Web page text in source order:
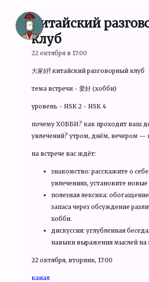
Китайский
клуб
22 октября в 17:00
大家好! китайский разговорный клуб
тема встречи - 爱好 (хобби)
уровень - HSK 2 - HSK 4
почему ХОББИ? как проходит ваш
увлечений? утром, днём, вечером —
на встрече вас ждёт:
знакомство: расскажите о
увлечениях, установите новые
полезная лексика:
запаса через обсуждение
хобби.
дискуссия: углубленная
навыки выражения мыслей на
22 октября, вторник, 17:00
канал